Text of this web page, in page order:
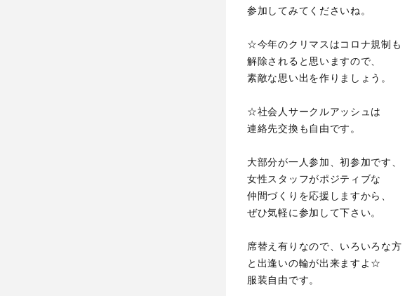
参加してみてくださいね。
☆今年のクリマスはコロナ規制も
解除されると思いますので、
素敵な思い出を作りましょう。
☆社会人サークルアッシュは
連絡先交換も自由です。
大部分が一人参加、初参加です、
女性スタッフがポジティブな
仲間づくりを応援しますから、
ぜひ気軽に参加して下さい。
席替え有りなので、いろいろな方
と出逢いの輪が出来ますよ☆
服装自由です。